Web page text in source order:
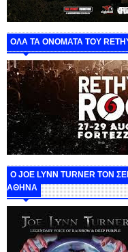
ΟΛΑ ΤΑ ΟΝΟΜΑΤΑ ΤΟΥ
O JOE LYNN TURNER ΤΟΝ
ΑΘΗΝΑ